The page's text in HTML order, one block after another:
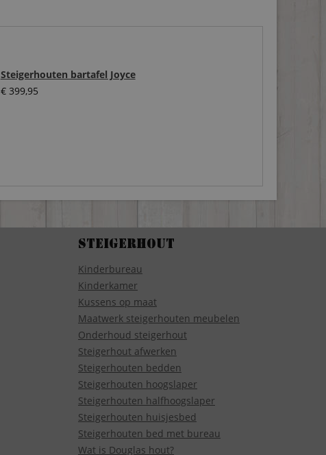
Steigerhouten bartafel Joyce
€399,95
Steigerhout
Kinderbureau
Kinderkamer
Kussens op maat
Maatwerk steigerhouten meubelen
Onderhoud steigerhout
Steigerhout afwerken
Steigerhouten bedden
Steigerhouten hoogslaper
Steigerhouten halfhoogslaper
Steigerhouten huisjesbed
Steigerhouten bed met bureau
Wat is Douglas hout?